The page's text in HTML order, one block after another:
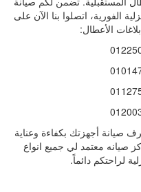
الفورية، اتصلوا بنا الآن على
الأعطال:
صيانة أجهزتك بكفاءة وعناية
صيانه معتمد لي جميع انواع
لراحتكم دائماً.